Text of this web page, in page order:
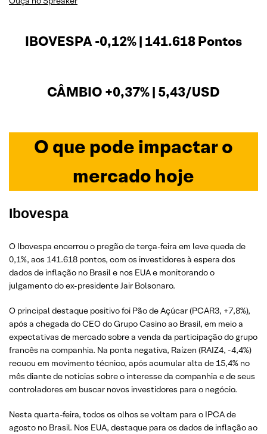
IBOVESPA -0,12% | 141.618 Pontos
CÂMBIO +0,37% | 5,43/USD
O que pode impactar o
mercado hoje
Ibovespa
O Ibovespa encerrou o pregão de terça-feira em leve queda de
0,1%, aos 141.618 pontos, com os investidores à espera dos
dados de inflação no Brasil e nos EUA e monitorando o
julgamento do ex-presidente Jair Bolsonaro.
O principal destaque positivo foi Pão de Açúcar (PCAR3, +7,8%),
após a chegada do CEO do Grupo Casino ao Brasil, em meio a
expectativas de mercado sobre a venda da participação do grupo
francês na companhia. Na ponta negativa, Raízen (RAIZ4, -4,4%)
recuou em movimento técnico, após acumular alta de 15,4% no
mês diante de notícias sobre o interesse da companhia e de seus
controladores em buscar novos investidores para o negócio.
Nesta quarta-feira, todos os olhos se voltam para o IPCA de
agosto no Brasil. Nos EUA, destaque para os dados de inflação ao